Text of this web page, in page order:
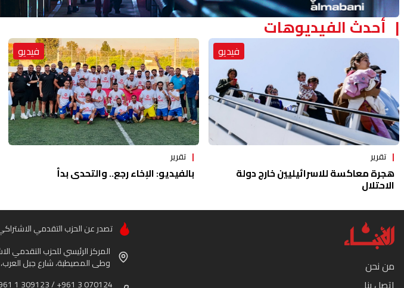
أحدث الفيديوهات
فيديو
تقرير
هجرة معاكسة للاسرائيليين خارج دولة
الاحتلال
فيديو
تقرير
بالفيديو: الإخاء رجع.. والتحدي بدأ
من نحن
تصدر عن الحزب التقدمي
المركز الرئيسي للحزب التقدمي
وطى المصيطبة، شارع جبل العرب،
1 309123 / +961 3 070124